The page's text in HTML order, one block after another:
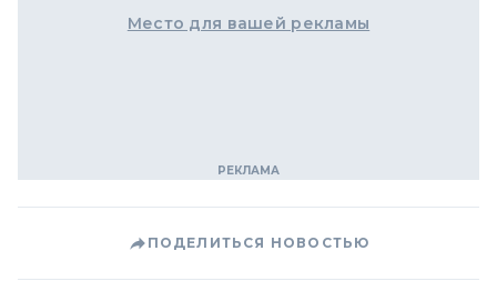
Место для вашей рекламы
ПОДЕЛИТЬСЯ НОВОСТЬЮ